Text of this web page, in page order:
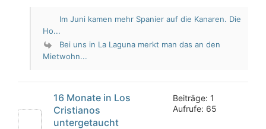
Im Juni kamen mehr Spanier auf die Kanaren. Die
Ho...
Bei uns in La Laguna merkt man das an den
Mietwohn...
16 Monate in Los
Cristianos
untergetaucht
Beiträge: 1
Aufrufe: 65